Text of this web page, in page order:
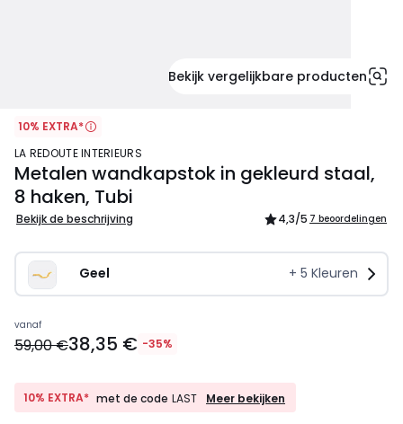
Bekijk vergelijkbare producten
10% EXTRA*
LA REDOUTE INTERIEURS
Metalen wandkapstok in gekleurd staal,
8 haken, Tubi
Bekijk de beschrijving 4,3/5 7 beoordelingen
Geel + 5 Kleuren
38,35
€
van
vanaf
59,00 €38,35 € -35%
10% EXTRA* met de code LAST
10%
Meer bekijken